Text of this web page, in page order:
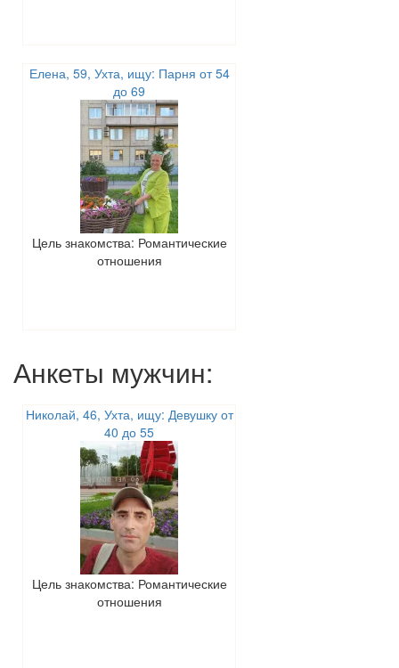
Елена, 59, Ухта, ищу: Парня от 54
до 69
Цель знакомства: Романтические
отношения
Анкеты мужчин:
Николай, 46, Ухта, ищу: Девушку от
40 до 55
Цель знакомства: Романтические
отношения